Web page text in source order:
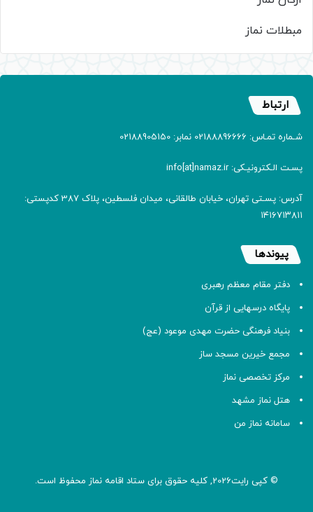
مبطلات نماز
ارتباط
شـماره تمـاس: 02188896666 نمابر: 02188905150
پسـت الـکترونیـکی: info[at]namaz.ir
آدرس: پسـتی تهران، خیابان طالقانی، میدان فلسطین، پلاک 387 کدپستی:
۱۴۱۶۷۱۳۸۱۱
پیوندها
دفتر مقام معظم رهبری
پایگاه درسهایی از قرآن
بنیاد فرهنگی حضرت مهدی موعود (عج)
مجمع خیرین مسجد ساز
مرکز تخصصی نماز
هتل نماز مشهد
سامانه نماز من
© کپی رایت2026, کلیه حقوق برای ستاد اقامه نماز محفوظ است.